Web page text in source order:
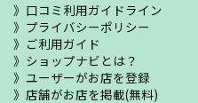
口コミ利用ガイドライン
プライバシーポリシー
ご利用ガイド
ショップナビとは？
ユーザーがお店を登録
店舗がお店を掲載(無料)